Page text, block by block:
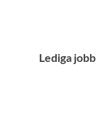
Lediga jobb